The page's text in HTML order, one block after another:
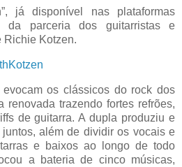
já disponível nas plataformas
da parceria dos guitarristas e
Richie Kotzen.
os clássicos do rock dos
renovada trazendo fortes refrões,
de guitarra. A dupla produziu e
além de dividir os vocais e
e baixos ao longo de todo
a bateria de cinco músicas,